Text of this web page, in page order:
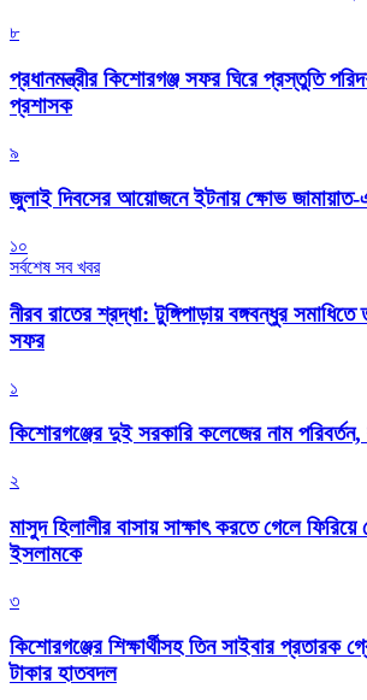
৮
প্রধানমন্ত্রীর কিশোরগঞ্জ সফর ঘিরে প্রস্তুতি
প্রশাসক
৯
জুলাই দিবসের আয়োজনে ইটনায় ক্ষোভ জামায়াত-
১০
সর্বশেষ সব খবর
নীরব রাতের শ্রদ্ধা: টুঙ্গিপাড়ায় বঙ্গবন্ধুর
সফর
১
কিশোরগঞ্জের দুই সরকারি কলেজের নাম
২
মাসুদ হিলালীর বাসায় সাক্ষাৎ করতে গেলে
ইসলামকে
৩
কিশোরগঞ্জের শিক্ষার্থীসহ তিন সাইবার প্রতারক
টাকার হাতবদল